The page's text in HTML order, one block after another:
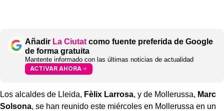
Añadir La Ciutat como fuente preferida de Google
de forma gratuita
Mantente informado con las últimas noticias de actualidad
ACTIVAR AHORA
Los alcaldes de Lleida, Fèlix Larrosa, y de Mollerussa, Marc
Solsona, se han reunido este miércoles en Mollerussa en un